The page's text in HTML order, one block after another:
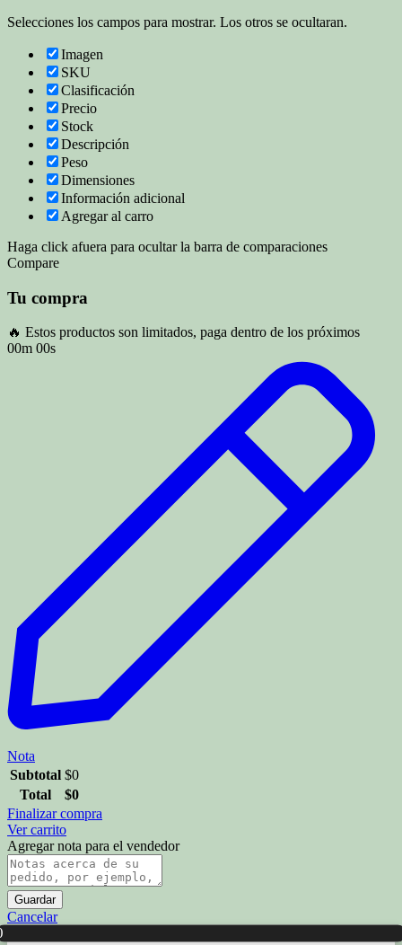
Selecciones los campos para mostrar. Los otros se ocultaran.
Imagen
SKU
Clasificación
Precio
Stock
Descripción
Peso
Dimensiones
Información adicional
Agregar al carro
Haga click afuera para ocultar la barra de comparaciones
Compare
Tu compra
🔥 Estos productos son limitados, paga dentro de los próximos
00m 00s
Nota
Subtotal $0
Total
$0
Finalizar compra
Ver carrito
Agregar nota para el vendedor
Guardar
Cancelar